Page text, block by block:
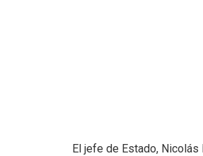
El jefe de Estado,